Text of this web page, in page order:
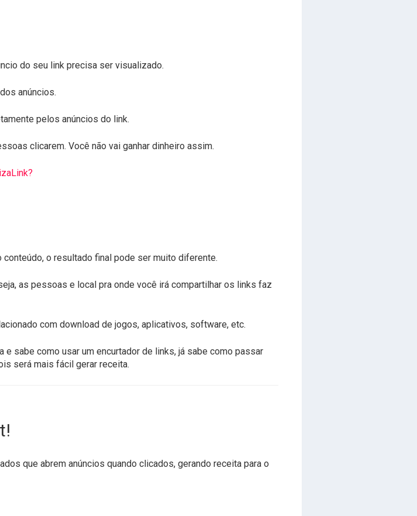
do seu link precisa ser visualizado.
anúncios.
pelos anúncios do link.
clicarem. Você não vai ganhar dinheiro assim.
o resultado final pode ser muito diferente.
as pessoas e local pra onde você irá compartilhar os links faz
com download de jogos, aplicativos, software, etc.
sabe como usar um encurtador de links, já sabe como passar
será mais fácil gerar receita.
que abrem anúncios quando clicados, gerando receita para o